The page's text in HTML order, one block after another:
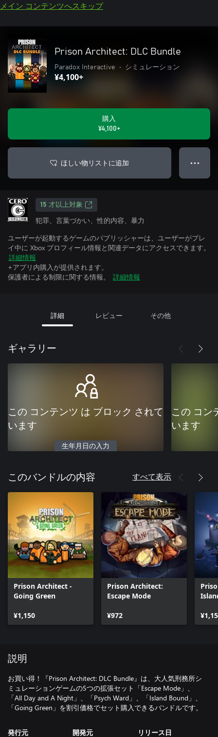
メイン コンテンツへスキップ
Prison Architect: DLC Bundle
Paradox Interactive • シミュレーション
¥4,100+
購入
¥4,100+
ほしい物リストに追加 ● ● ●
15 才以上対象
犯罪、言葉づかい、性的内容、暴力
ユーザーが起動するゲームのパブリッシャーは、ユーザーがプレ
イ中に Xbox プロフィール情報と関連データにアクセスできます。
詳細情報
+アプリ内購入が提供されます。
保護者による制限に関する情報。
詳細情報
詳細 レビュー その他
ギャラリー
この コンテンツ は ブロック されて
います
生年月日の入力
この コン
います
このバンドルの内容 すべて表示
Prison Architect -
Going Green
¥1,150
Prison Architect:
Escape Mode
¥972
説明
お買い得！『Prison Architect: DLC Bundle』は、大人気刑務所シ
ミュレーションゲームの5つの拡張セット「Escape Mode」、
「All Day and A Night」、「Psych Ward」、「Island Bound」、
「Going Green」を割引価格でセット購入できるバンドルです。
発行元 開発元 リリース日